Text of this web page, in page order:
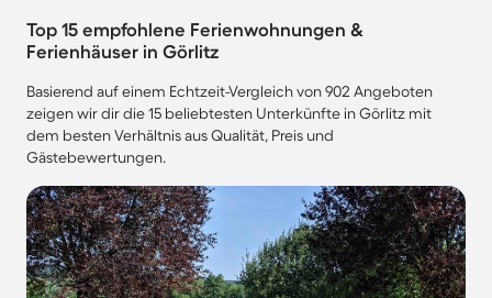
Top 15 empfohlene Ferienwohnungen &
Ferienhäuser in Görlitz
Basierend auf einem Echtzeit-Vergleich von 902 Angeboten
zeigen wir dir die 15 beliebtesten Unterkünfte in Görlitz mit
dem besten Verhältnis aus Qualität, Preis und
Gästebewertungen.